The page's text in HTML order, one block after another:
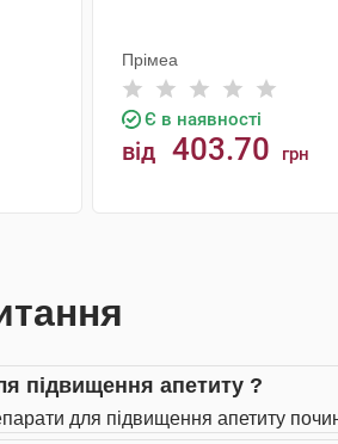
Прімеа
Є в наявності
від 403.70 грн
підвищення апетиту ?
для підвищення апетиту